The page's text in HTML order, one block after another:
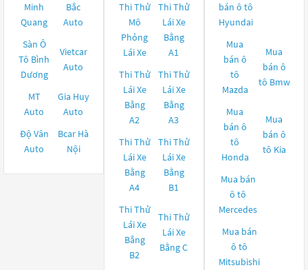
Minh
Quang
Bắc
Auto
Sàn Ô
Tô Bình
Dương
Vietcar
Auto
MT
Auto
Gia Huy
Auto
Độ Vân
Auto
Bcar Hà
Nội
Thi Thử
Mô
Phỏng
Lái Xe
Thi Thử
Lái Xe
Bằng
A1
Thi Thử
Lái Xe
Bằng
A2
Thi Thử
Lái Xe
Bằng
A3
Thi Thử
Lái Xe
Bằng
A4
Thi Thử
Lái Xe
Bằng
B1
Thi Thử
Lái Xe
Bằng
B2
Thi Thử
Lái Xe
Bằng C
bán ô tô
Hyundai
Mua
bán ô
tô
Mazda
Mua
bán ô
tô Bmw
Mua
bán ô
tô
Honda
Mua
bán ô
tô Kia
Mua bán
ô tô
Mercedes
Mua bán
ô tô
Mitsubishi